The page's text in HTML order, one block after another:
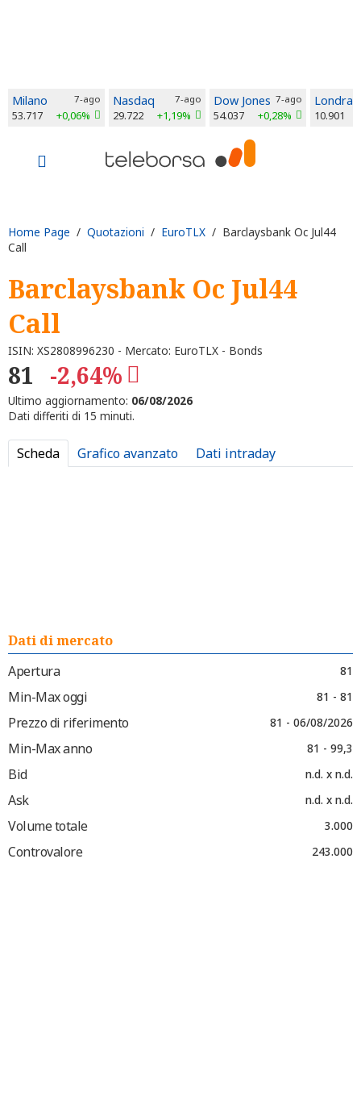
Milano 7-ago
53.717 +0,06%
Nasdaq 7-ago
29.722 +1,19%
Dow Jones 7-ago
54.037 +0,28%
Londra
10.901
Home Page / Quotazioni / EuroTLX / Barclaysbank Oc Jul44
Call
Barclaysbank Oc Jul44
Call
ISIN: XS2808996230 - Mercato: EuroTLX - Bonds
81 -2,64%
Ultimo aggiornamento: 06/08/2026
Dati differiti di 15 minuti.
Scheda Grafico avanzato Dati intraday
Dati di mercato
Apertura
81
Min-Max oggi 81 - 81
Prezzo di riferimento 81 - 06/08/2026
Min-Max anno 81 - 99,3
Bid n.d. x n.d.
Ask n.d. x n.d.
Volume totale 3.000
Controvalore 243.000